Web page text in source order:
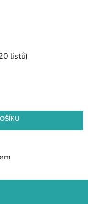
listů)